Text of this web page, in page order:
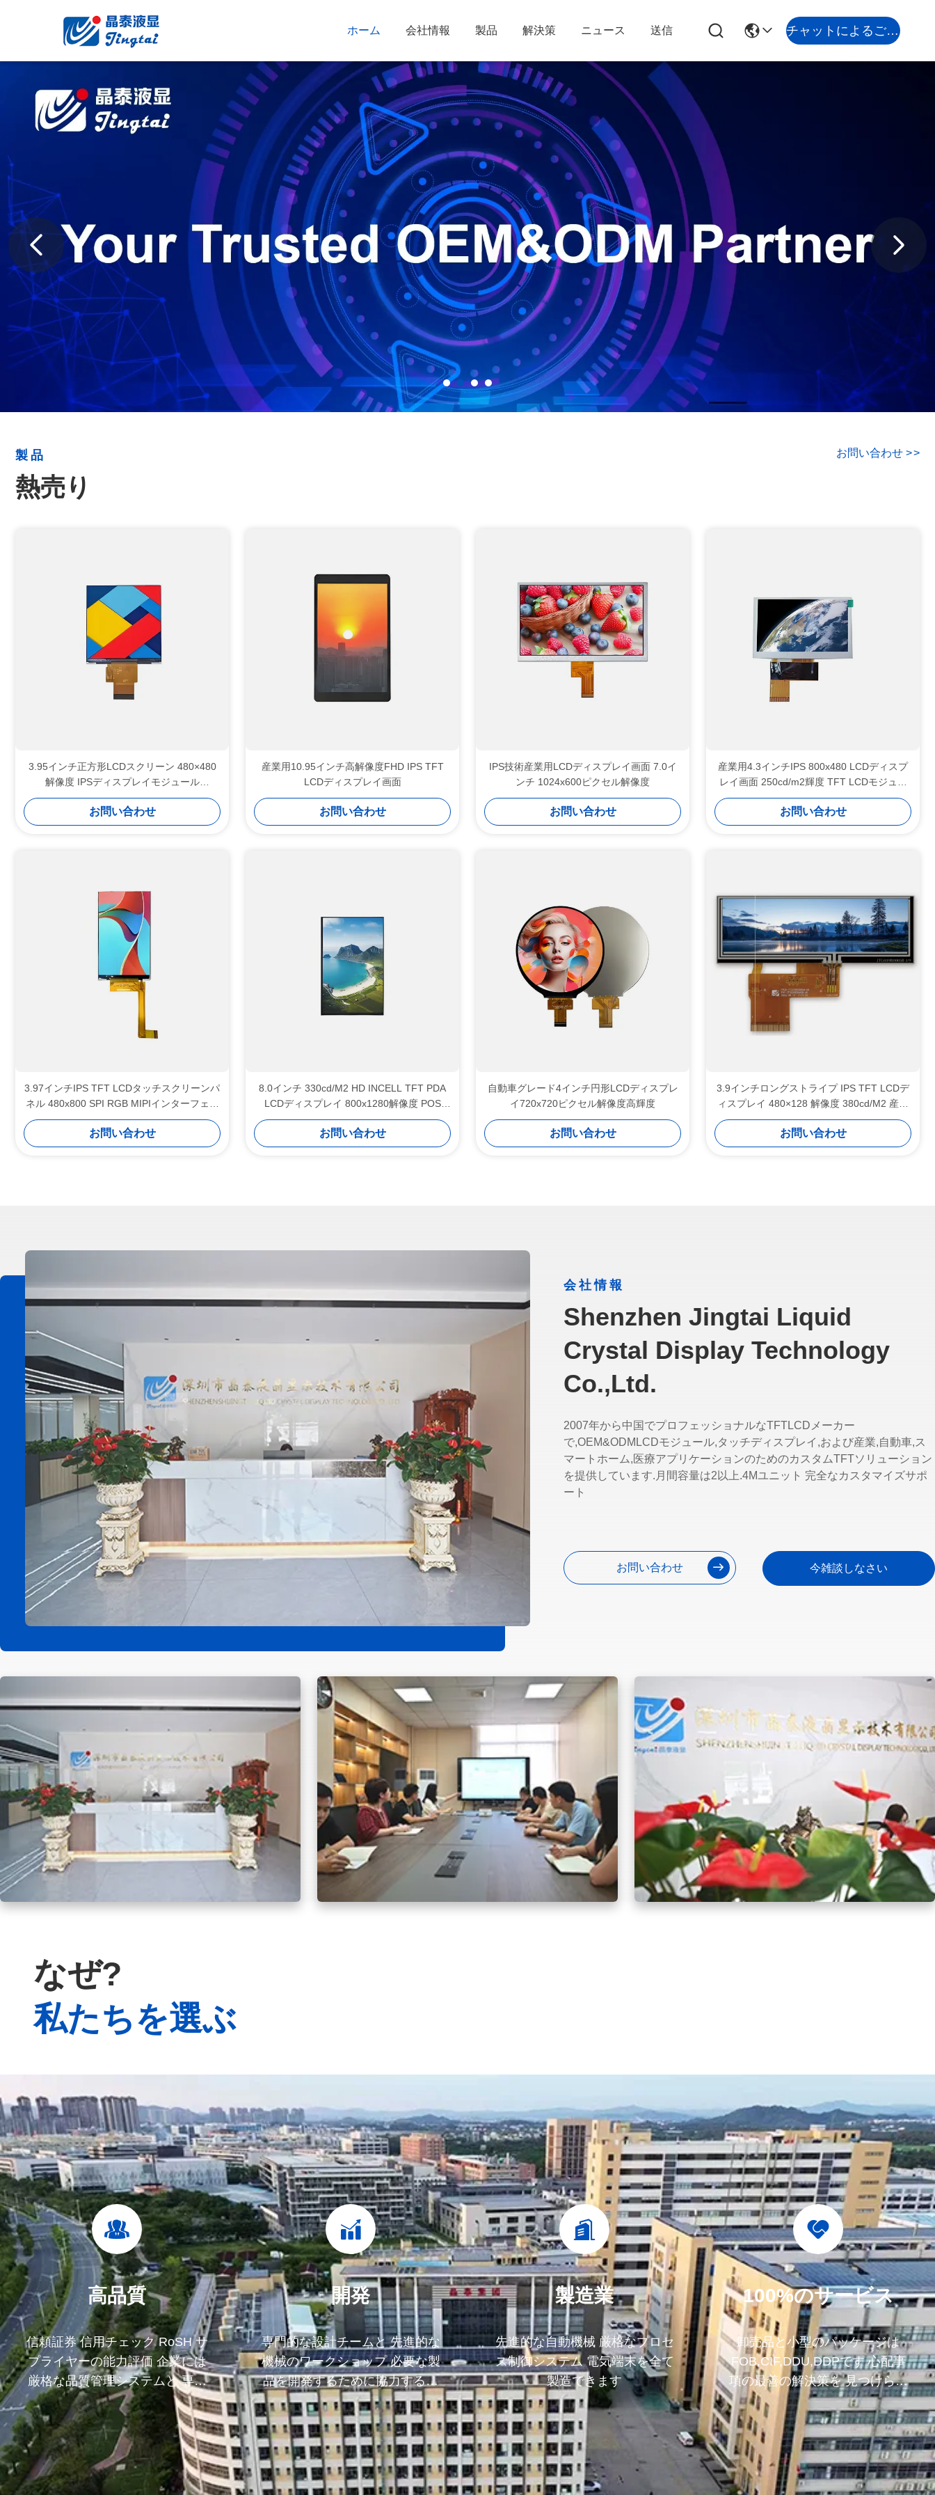
ホーム 会社情報 製品 解決策 ニュース 送信 チャットによるご相談
製品
熱売り
お問い合わせ >>
3.95インチ正方形LCDスクリーン 480×480
解像度 IPSディスプレイモジュール
250Cd/M2輝度
お問い合わせ
産業用10.95インチ高解像度FHD IPS TFT
LCDディスプレイ画面
お問い合わせ
IPS技術産業用LCDディスプレイ画面 7.0イ
ンチ 1024x600ピクセル解像度
お問い合わせ
産業用4.3インチIPS 800x480 LCDディスプ
レイ画面 250cd/m2輝度 TFT LCDモジュー
ル
お問い合わせ
3.97インチIPS TFT LCDタッチスクリーンパ
ネル 480x800 SPI RGB MIPIインターフェー
ス対応
お問い合わせ
8.0インチ 330cd/M2 HD INCELL TFT PDA
LCDディスプレイ 800x1280解像度 POS
LCDスクリーン
お問い合わせ
自動車グレード4インチ円形LCDディスプレ
イ720x720ピクセル解像度高輝度
お問い合わせ
3.9インチロングストライプ IPS TFT LCDデ
ィスプレイ 480×128 解像度 380cd/M2 産業
制御用
お問い合わせ
会社情報
Shenzhen Jingtai Liquid
Crystal Display Technology
Co.,Ltd.
2007年から中国でプロフェッショナルなTFTLCDメーカー
で,OEM&ODMLCDモジュール,タッチディスプレイ,および産業,自動車,ス
マートホーム,医療アプリケーションのためのカスタムTFTソリューション
を提供しています.月間容量は2以上.4Mユニット 完全なカスタマイズサポ
ート
お問い合わせ 今雑談しなさい
なぜ?
私たちを選ぶ
高品質
信頼証券 信用チェック RoSH サ
プライヤーの能力評価 企業には
厳格な品質管理システムと 専門
的なテストラボがあります
開発
専門的な設計チームと 先進的な
機械のワークショップ 必要な製
品を開発するために協力するこ
とができます.
製造業
先進的な自動機械 厳格なプロセ
ス制御システム 電気端末を全て
製造できます
100%のサービス
卸売品と小型のパッケージは
FOB,CIF,DDU,DDPです 心配事
項の最善の解決策を 見つけられ
るようにしましょう.